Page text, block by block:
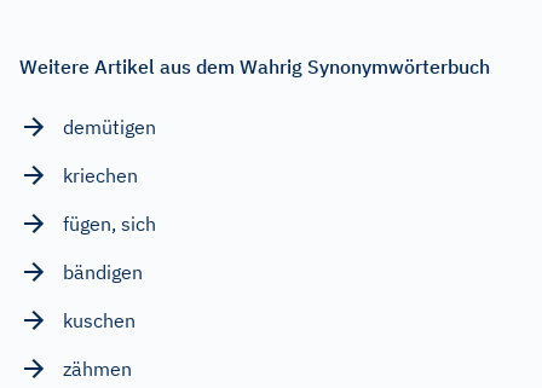
Weitere Artikel aus dem Wahrig Synonymwörterbuch
demütigen
kriechen
fügen, sich
bändigen
kuschen
zähmen